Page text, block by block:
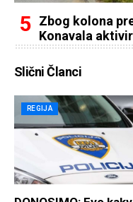
Zbog kolona
Konavala
Slični Članci
REGIJA